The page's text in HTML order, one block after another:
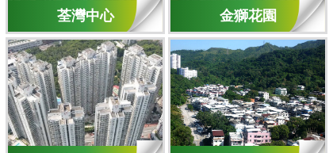
荃灣中心 金獅花園